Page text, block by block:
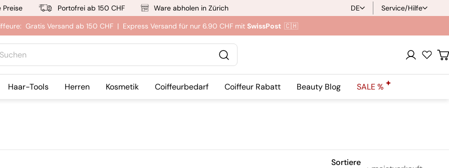
Preise Portofrei ab 150 CHF Ware abholen in Zürich
S
p
a
DE
Service/Hilfe
Gratis Versand ab 150 CHF | Express Versand für nur 6.90 CHF mit SwissPost 🇨🇭
Anmeldung
Haar-Tools Herren Kosmetik Coiffeurbedarf Coiffeur Rabatt Beauty Blog SALE %
Sortiere